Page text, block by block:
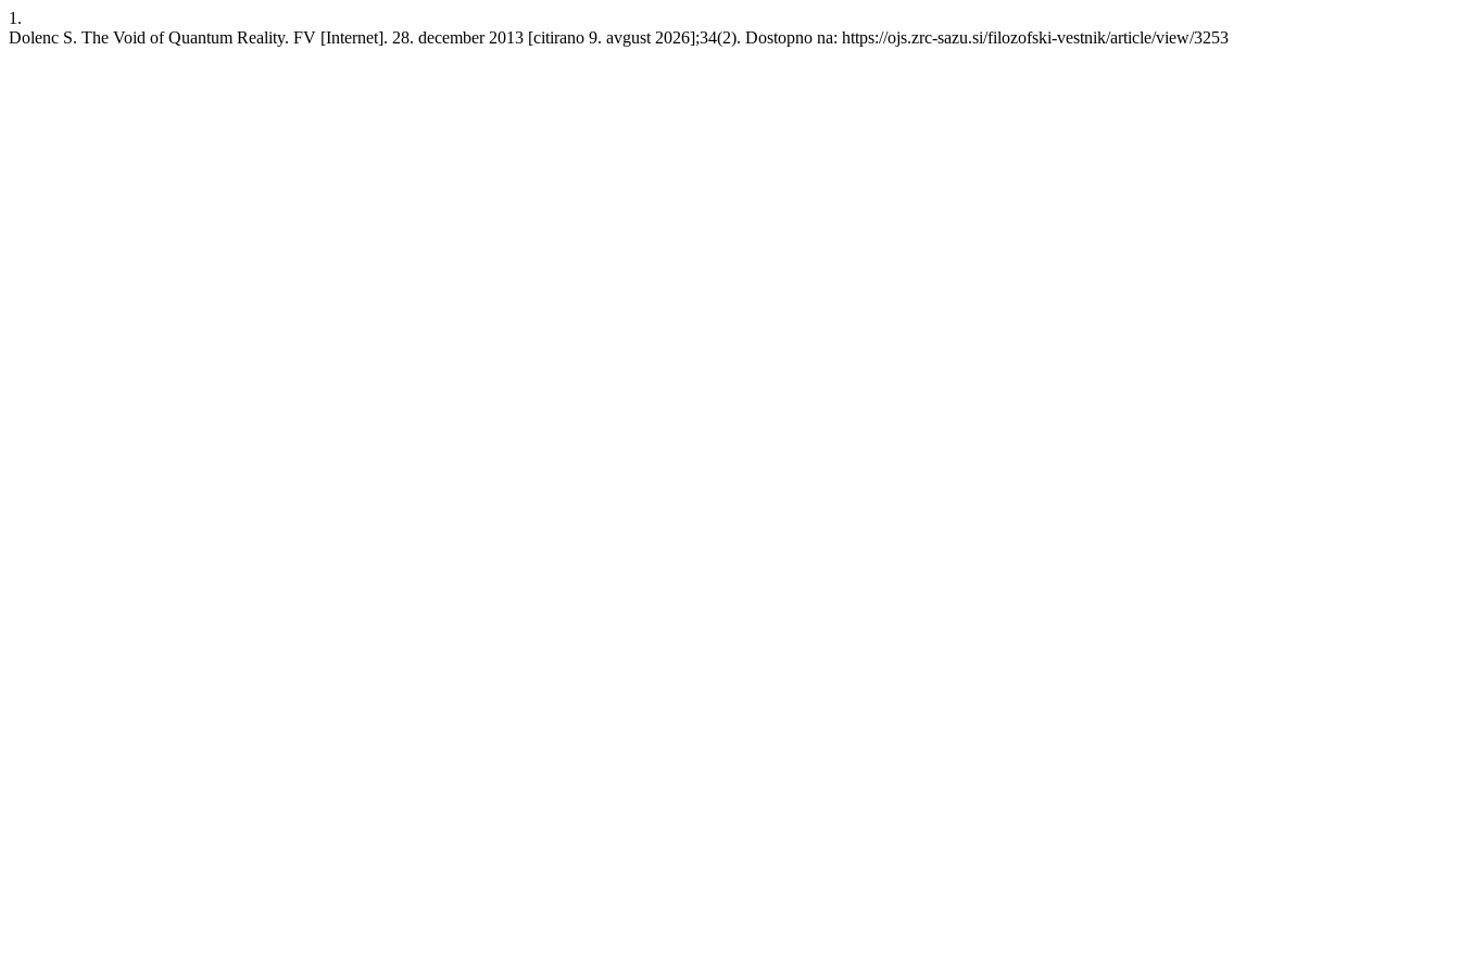
1.
Dolenc S. The Void of Quantum Reality. FV [Internet]. 28. december 2013 [citirano 9. avgust 2026];34(2). Dostopno na: https://ojs.zrc-sazu.si/filozofski-vestnik/article/view/3253